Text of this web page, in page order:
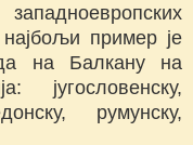
пример је
на Балкану на
југословенску,
румунску,